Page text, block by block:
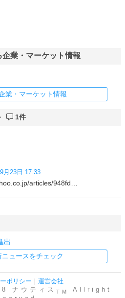
業・マーケット情報
業・マーケット情報
1件
月23日 17:33
articles/948fd…
出
ュースをチェック
ポリシー ｜ 運営会社
ナウティス TM
Allright